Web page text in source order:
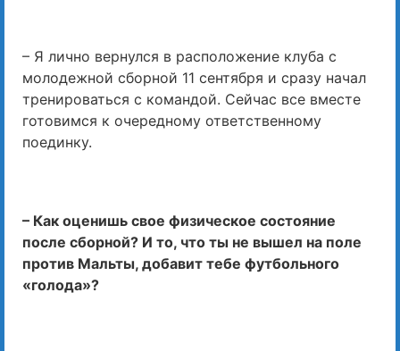
– Я лично вернулся в расположение клуба с
молодежной сборной 11 сентября и сразу начал
тренироваться с командой. Сейчас все вместе
готовимся к очередному ответственному
поединку.
– Как оценишь свое физическое состояние
после сборной? И то, что ты не вышел на поле
против Мальты, добавит тебе футбольного
«голода»?